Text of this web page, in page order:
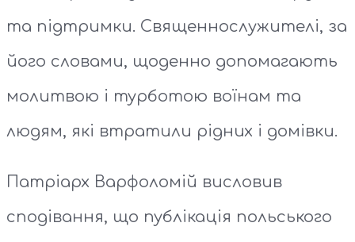
та підтримки. Священнослужителі, за
його словами, щоденно допомагають
молитвою і турботою воїнам та
людям, які втратили рідних і домівки.
Патріарх Варфоломій висловив
сподівання, що публікація польського